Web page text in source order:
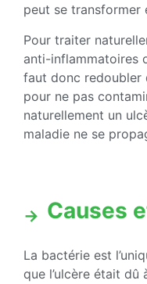
peut se transformer
Pour traiter
anti-inflammatoires
faut donc redoubler
pour ne pas
naturellement un
maladie ne se
Causes
La bactérie est
que l’ulcère était dû